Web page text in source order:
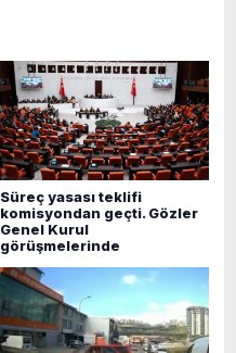
Süreç yasası teklifi
komisyondan geçti. Gözler
Genel Kurul
görüşmelerinde